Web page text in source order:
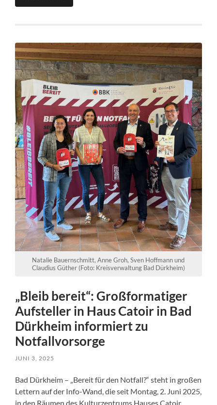
Natalie Bauernschmitt, Anne Groh, Sven Hoffmann und
Claudius Güther (Foto: Kreisverwaltung Bad Dürkheim)
„Bleib bereit“: Großformatiger
Aufsteller in Haus Catoir in Bad
Dürkheim informiert zu
Notfallvorsorge
JUNI 3, 2025
Bad Dürkheim – „Bereit für den Notfall?“ steht in großen
Lettern auf der Info-Wand, die seit Montag, 2. Juni 2025,
in den Räumen des Kulturzentrums Hauses Catoir,